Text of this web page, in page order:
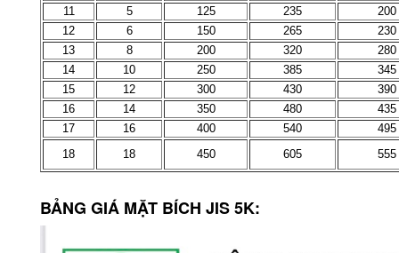
11
5 125 235
200
12
6 150 265
230
13
8 200 320
280
14
10 250 385
345
15
12 300 430
390
16
14 350 480
435
17
16 400 540
495
18
18 450 605 555
BẢNG GIÁ MẶT BÍCH JIS 5K: